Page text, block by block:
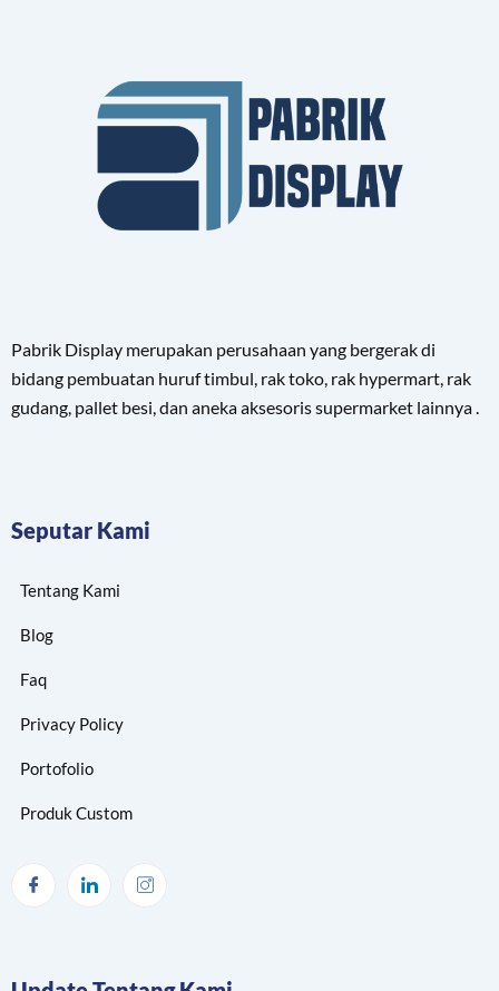
Pabrik Display merupakan perusahaan yang bergerak di
bidang pembuatan huruf timbul, rak toko, rak hypermart, rak
gudang, pallet besi, dan aneka aksesoris supermarket lainnya .
Seputar Kami
Tentang Kami
Blog
Faq
Privacy Policy
Portofolio
Produk Custom